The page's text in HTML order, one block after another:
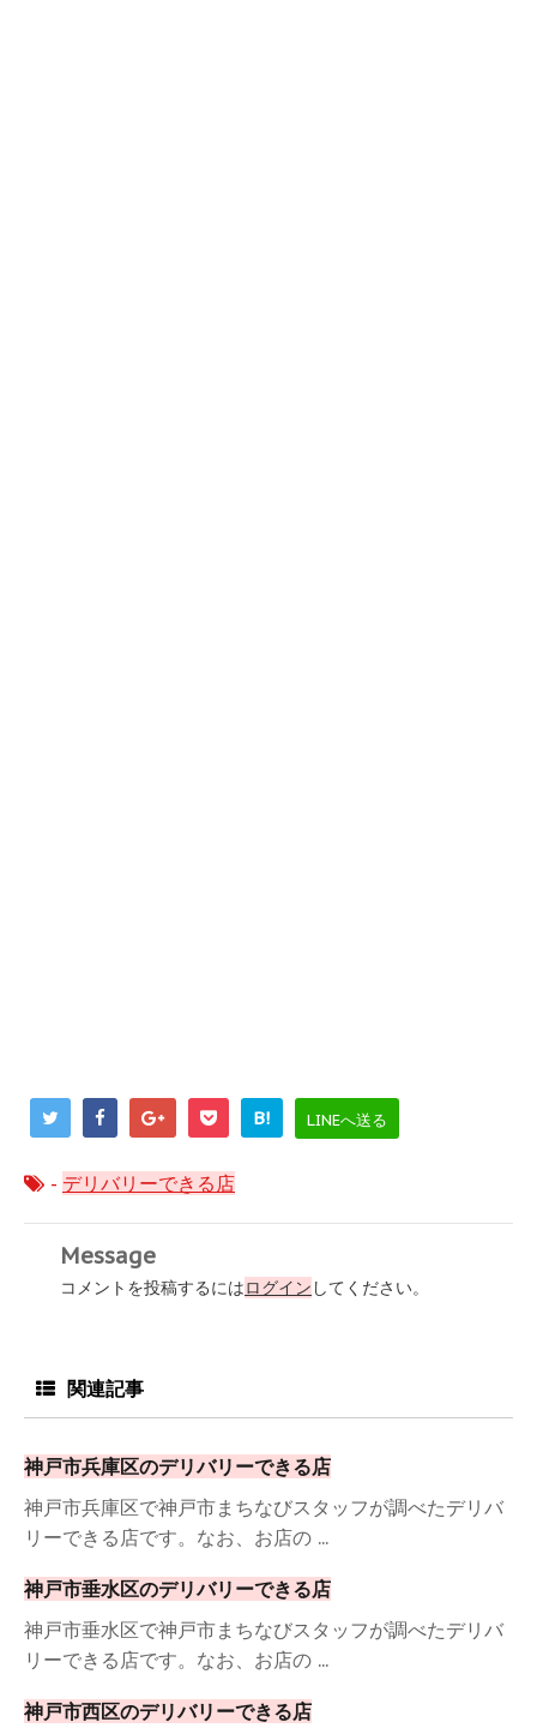
B! LINEへ送る
- デリバリーできる店
Message
コメントを投稿するにはログイン してください。
関連記事
神戸市兵庫区のデリバリーできる店
神戸市兵庫区で神戸市まちなびスタッフが調べたデリバ
リーできる店です。なお、お店の ...
神戸市垂水区のデリバリーできる店
神戸市垂水区で神戸市まちなびスタッフが調べたデリバ
リーできる店です。なお、お店の ...
神戸市西区のデリバリーできる店